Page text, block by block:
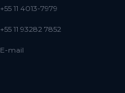
+55 11 4013-7979
+55 11 93282 7852
E-mail